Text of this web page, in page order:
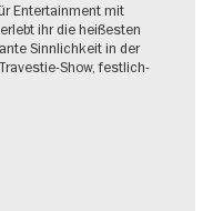
Entertainment mit
ihr die heißesten
Sinnlichkeit in der
Show, festlich-